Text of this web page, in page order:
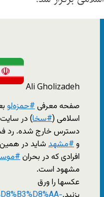
Ali Gholizadeh
صفحه معرفی#حمزه‌لو
اسلامی (#سخا) در
دسترس خارج شده. رد
و#مشهد شاید در
افرادی که در بحران#
مشهود است.
عکسها را ورق